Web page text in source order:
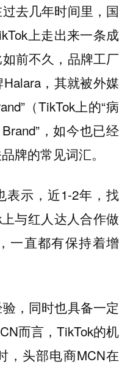
去几年时间里，国
上走出来一条成
前不久，品牌工厂
，其就被外媒
（TikTok上的“病
，如今也已经
牌的常见词汇。
表示，近1-2年，找
与红人达人合作做
一直都有保持着增
，同时也具备一定
而言，TikTok的机
，头部电商MCN在